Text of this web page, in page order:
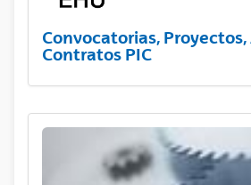
Convocatorias, Proyectos,
Contratos PIC